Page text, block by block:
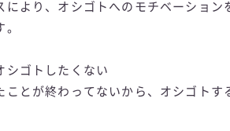
より、オシゴトへのモチベーション
シゴトしたくない
ことが終わってないから、オシゴトす